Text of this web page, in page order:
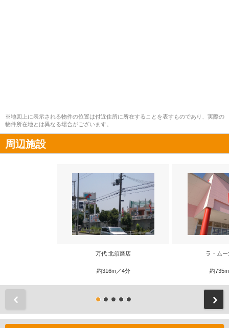
※地図上に表示される物件の位置は付近住所に所在することを表すものであり、実際の
物件所在地とは異なる場合がございます。
周辺施設
万代 北須磨店
約316m／4分
ラ・ム
約